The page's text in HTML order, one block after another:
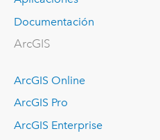
Documentación
ArcGIS
ArcGIS Online
ArcGIS Pro
ArcGIS Enterprise